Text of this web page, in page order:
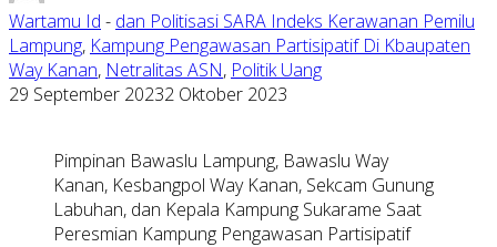
Wartamu Id - dan Politisasi SARA Indeks Kerawanan Pemilu
Lampung, Kampung Pengawasan Partisipatif Di Kbaupaten
Way Kanan, Netralitas ASN, Politik Uang
29 September 20232 Oktober 2023
Pimpinan Bawaslu Lampung, Bawaslu Way
Kanan, Kesbangpol Way Kanan, Sekcam Gunung
Labuhan, dan Kepala Kampung Sukarame Saat
Peresmian Kampung Pengawasan Partisipatif